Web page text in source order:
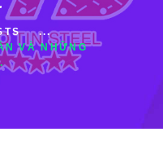
...
VÀ NHỮNG